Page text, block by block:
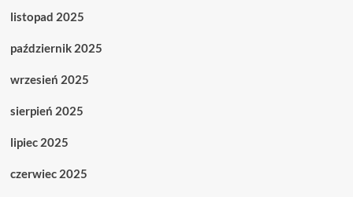
listopad 2025
październik 2025
wrzesień 2025
sierpień 2025
lipiec 2025
czerwiec 2025